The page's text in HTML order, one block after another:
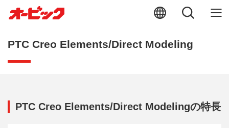
PTC Creo Elements/Direct Modeling
PTC Creo Elements/Direct Modelingの特長